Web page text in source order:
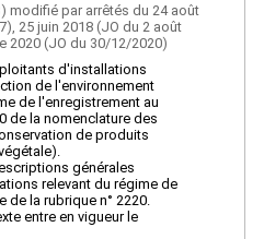
modifié par arrêtés du 24 août
25 juin 2018 (JO du 2 août
2020 (JO du 30/12/2020)
d'installations
de l'environnement
de l'enregistrement au
de la nomenclature des
de produits
générales
relevant du régime de
la rubrique n° 2220.
entre en vigueur le